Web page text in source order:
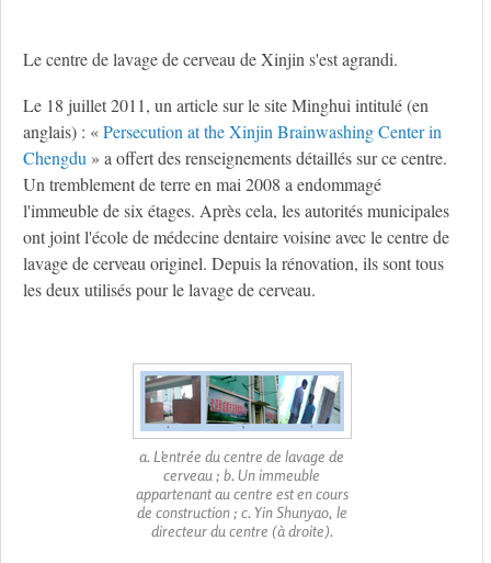
Le centre de lavage de cerveau de Xinjin s'est agrandi.
Le 18 juillet 2011, un article sur le site Minghui intitulé (en
anglais) : «Persecution at the Xinjin Brainwashing Center in
Chengdu » a offert des renseignements détaillés sur ce centre.
Un tremblement de terre en mai 2008 a endommagé
l'immeuble de six étages. Après cela, les autorités municipales
ont joint l'école de médecine dentaire voisine avec le centre de
lavage de cerveau originel. Depuis la rénovation, ils sont tous
les deux utilisés pour le lavage de cerveau.
a. L'entrée du centre de lavage de
cerveau ; b. Un immeuble
appartenant au centre est en cours
de construction ; c. Yin Shunyao, le
directeur du centre (à droite).